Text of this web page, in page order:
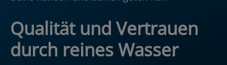
Qualität und Vertrauen
durch reines Wasser